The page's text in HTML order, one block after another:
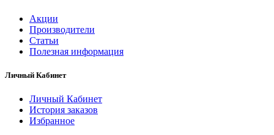
Акции
Производители
Статьи
Полезная информация
Личный Кабинет
Личный Кабинет
История заказов
Избранное